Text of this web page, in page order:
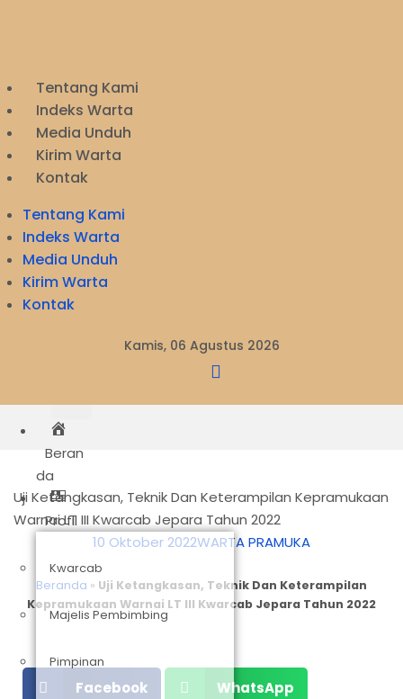
Tentang Kami
Indeks Warta
Media Unduh
Kirim Warta
Kontak
Tentang Kami
Indeks Warta
Media Unduh
Kirim Warta
Kontak
Kamis, 06 Agustus 2026
Beran
da
Profil
Kwarcab
Majelis Pembimbing
Pimpinan
Uji Ketangkasan, Teknik Dan Keterampilan Kepramukaan
Warnai LT III Kwarcab Jepara Tahun 2022
10 Oktober 2022WARTA PRAMUKA
Beranda » Uji Ketangkasan, Teknik Dan Keterampilan
Kepramukaan Warnai LT III Kwarcab Jepara Tahun 2022
Facebook WhatsApp